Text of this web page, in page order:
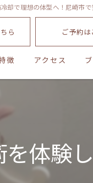
却で理想の体型へ！尼崎市
ら ご予約は
徴 アクセス
体験